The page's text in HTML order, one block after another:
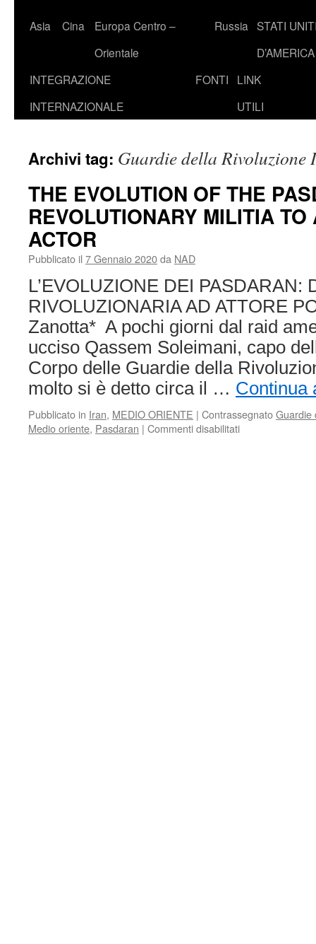
Asia Cina
Europa Centro –
Orientale
Russia STATI
D’AMERICA
INTEGRAZIONE
INTERNAZIONALE
FONTI
LINK
UTILI
Archivi tag: Guardie della Rivoluzione
THE EVOLUTION OF THE
REVOLUTIONARY MILITIA
ACTOR
Pubblicato il 7 Gennaio 2020da NAD
L’EVOLUZIONE DEI PASDARAN:
RIVOLUZIONARIA AD ATTORE
Zanotta* A pochi giorni dal raid
ucciso Qassem Soleimani, capo
Corpo delle Guardie della
molto si è detto circa il … Continua
Pubblicato in Iran, MEDIO ORIENTE | ContrassegnatoGuardie
Medio oriente, Pasdaran | Commenti disabilitatisu